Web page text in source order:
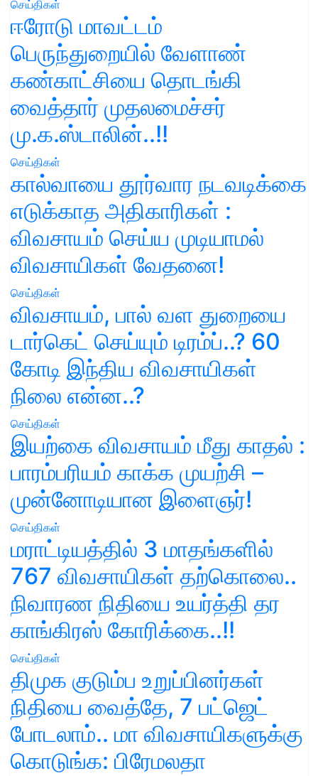
செய்திகள்
ஈரோடு மாவட்டம்
பெருந்துறையில் வேளாண்
கண்காட்சியை தொடங்கி
வைத்தார் முதலமைச்சர்
மு.க.ஸ்டாலின்..!!
செய்திகள்
கால்வாயை தூர்வார நடவடிக்கை
எடுக்காத அதிகாரிகள் :
விவசாயம் செய்ய முடியாமல்
விவசாயிகள் வேதனை!
செய்திகள்
விவசாயம், பால் வள துறையை
டார்கெட் செய்யும் டிரம்ப்..? 60
கோடி இந்திய விவசாயிகள்
நிலை என்ன..?
செய்திகள்
இயற்கை விவசாயம் மீது காதல் :
பாரம்பரியம் காக்க முயற்சி –
முன்னோடியான இளைஞர்!
செய்திகள்
மராட்டியத்தில் 3 மாதங்களில்
767 விவசாயிகள் தற்கொலை..
நிவாரண நிதியை உயர்த்தி தர
காங்கிரஸ் கோரிக்கை..!!
செய்திகள்
திமுக குடும்ப உறுப்பினர்கள்
நிதியை வைத்தே, 7 பட்ஜெட்
போடலாம்.. மா விவசாயிகளுக்கு
கொடுங்க: பிரேமலதா